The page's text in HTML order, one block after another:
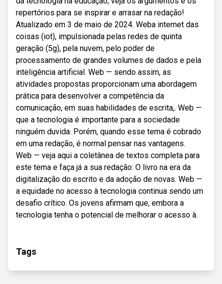
repertórios para se inspirar e arrasar na redação!
Atualizado em 3 de maio de 2024. Weba internet das
coisas (iot), impulsionada pelas redes de quinta
geração (5g), pela nuvem, pelo poder de
processamento de grandes volumes de dados e pela
inteligência artificial. Web — sendo assim, as
atividades propostas proporcionam uma abordagem
prática para desenvolver a competência da
comunicação, em suas habilidades de escrita,. Web —
que a tecnologia é importante para a sociedade
ninguém duvida. Porém, quando esse tema é cobrado
em uma redação, é normal pensar nas vantagens.
Web — veja aqui a coletânea de textos completa para
este tema e faça já a sua redação: O livro na era da
digitalização do escrito e da adoção de novas. Web —
a equidade no acesso à tecnologia continua sendo um
desafio crítico. Os jovens afirmam que, embora a
tecnologia tenha o potencial de melhorar o acesso à.
Tags